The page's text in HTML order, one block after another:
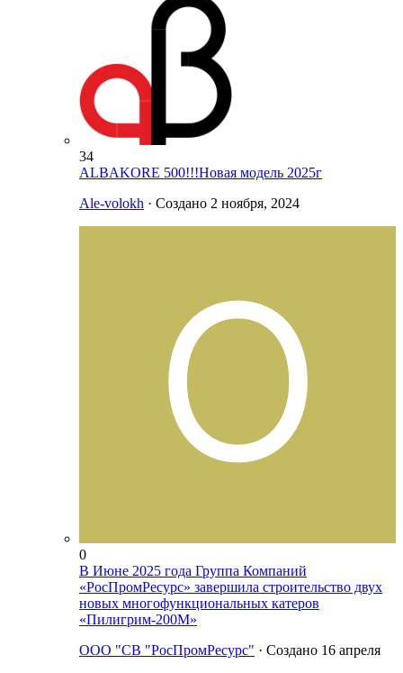
34
ALBAKORE 500!!!Новая модель 2025г
Ale-volokh · Создано 2 ноября, 2024
0
В Июне 2025 года Группа Компаний
«РосПромРесурс» завершила строительство двух
новых многофункциональных катеров
«Пилигрим-200М»
ООО "СВ "РосПромРесурс" · Создано 16 апреля